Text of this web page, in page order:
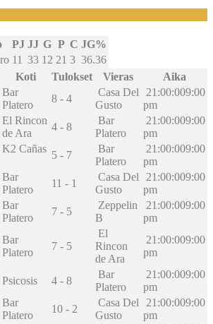
PJ JJ G P C JG%
11 33 12 21 3 36.36
Koti Tulokset Vieras
Aika
Bar
Platero
8 - 4
Casa Del
Gusto
21:00:009:00
pm
El Rincon
de Ara
4 - 8
Bar
Platero
21:00:009:00
pm
K2 Cañas
5 - 7
Bar
Platero
21:00:009:00
pm
Bar
Platero
11 - 1
Casa Del
Gusto
21:00:009:00
pm
Bar
Platero
7 - 5
Zeppelin
B
21:00:009:00
pm
Bar
Platero
7 - 5
El
Rincon
de Ara
21:00:009:00
pm
Psicosis 4 - 8
Bar
Platero
21:00:009:00
pm
Bar
Platero
10 - 2
Casa Del
Gusto
21:00:009:00
pm